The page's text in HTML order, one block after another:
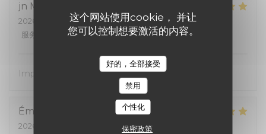
这个网站使用cookie， 并让
您可以控制想要激活的内容。
好的，全部接受
禁用
个性化
保密政策
jn M
2026-07-06
- 12:00 - 来宾 3
服务
氛围: 5/5 菜单:5/5 质价比: 4/5
Impec, comme d'habitude
Émilie
2026-07-02